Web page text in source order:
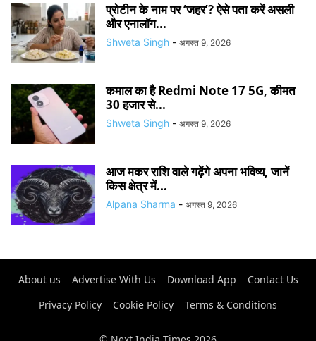
प्रोटीन के नाम पर ‘जहर’? ऐसे पता करें असली
और एनालॉग...
Shweta Singh - अगस्त 9, 2026
कमाल का है Redmi Note 17 5G, कीमत
30 हजार से...
Shweta Singh - अगस्त 9, 2026
आज मकर राशि वाले गढ़ेंगे अपना भविष्य, जानें
किस क्षेत्र में...
Alpana Sharma - अगस्त 9, 2026
About us Advertise With Us Download App
Contact Us
Privacy Policy
Cookie Policy Terms & Conditions